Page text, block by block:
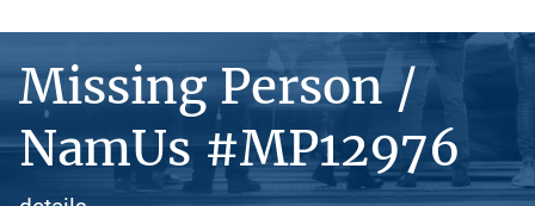
Missing Person /
NamUs #MP12976